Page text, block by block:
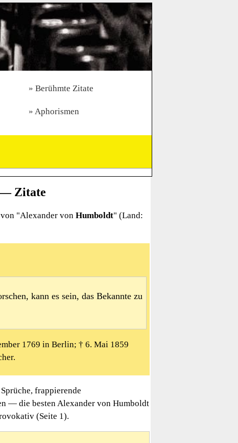
Berühmte Zitate
Aphorismen
— Zitate
"Alexander vonHumboldt" (Land:
kann es sein, das Bekannte zu
1769 in Berlin; † 6. Mai 1859
frappierende
— die besten Alexander von Humboldt
(Seite 1).